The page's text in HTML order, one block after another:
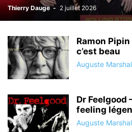
Thierry Dauge - 2 juillet 2026
Ramon Pipin
c’est beau
Auguste Marshal
Dr Feelgood
feeling
Auguste Marshal